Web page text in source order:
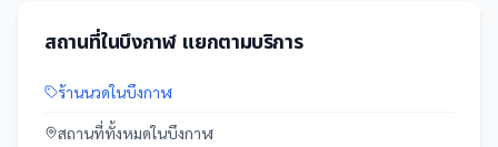
สถานที่ในบึงกาฬแยกตามบริการ
ร้านนวดในบึงกาฬ
สถานที่ทั้งหมดในบึงกาฬ